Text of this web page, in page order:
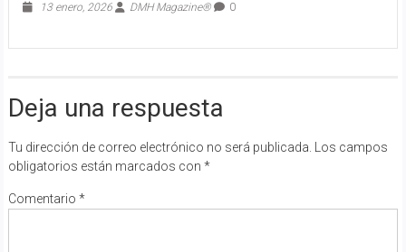
13 enero, 2026 DMH Magazine® 0
Deja una respuesta
Tu dirección de correo electrónico no será publicada. Los campos
obligatorios están marcados con *
Comentario *